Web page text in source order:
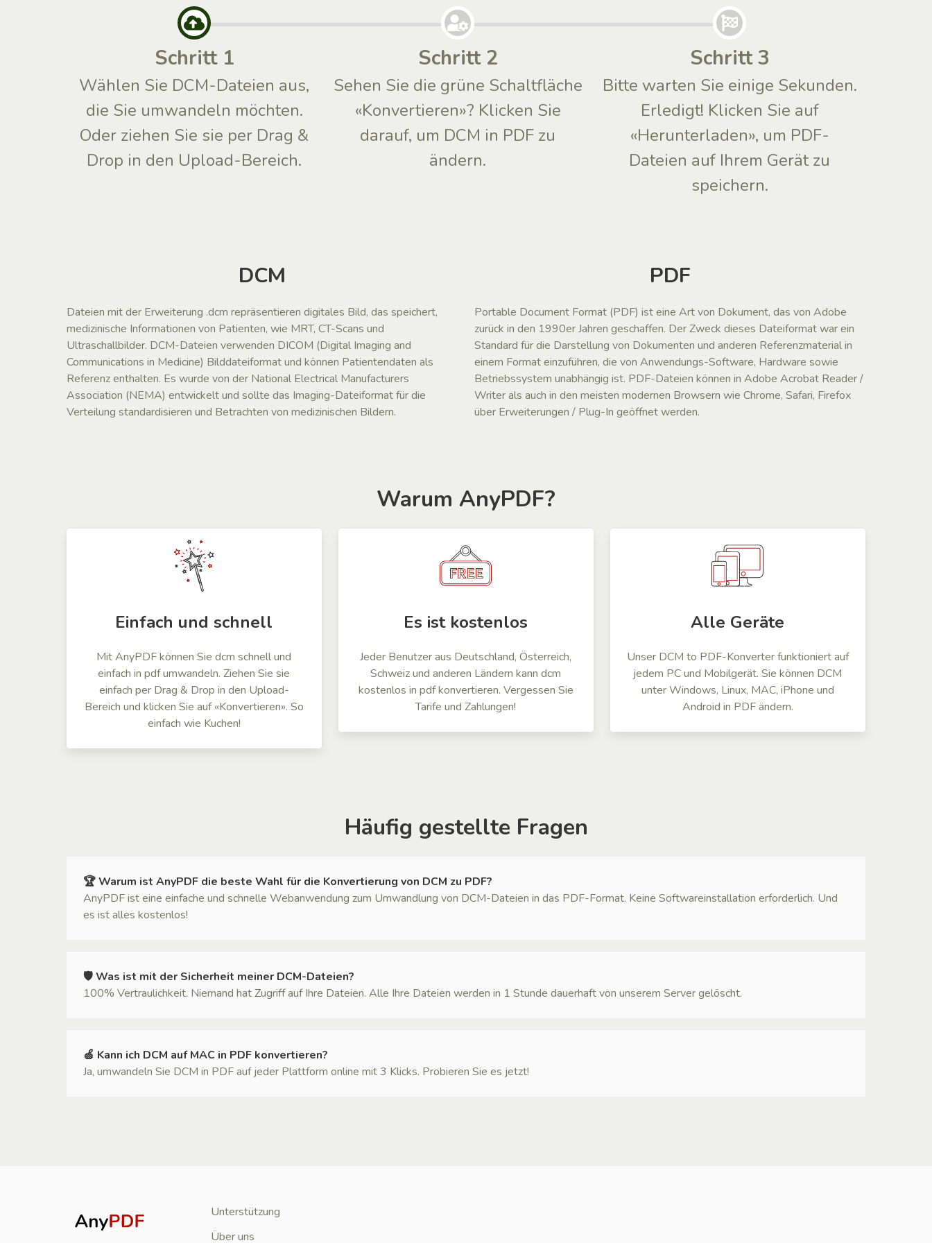
Schritt 1
Wählen Sie DCM-Dateien aus,
die Sie umwandeln möchten.
Oder ziehen Sie sie per Drag &
Drop in den Upload-Bereich.
Schritt 2
Sehen Sie die grüne Schaltfläche
«Konvertieren»? Klicken Sie
darauf, um DCM in PDF zu
ändern.
Schritt 3
Bitte warten Sie einige Sekunden.
Erledigt! Klicken Sie auf
«Herunterladen», um PDF-
Dateien auf Ihrem Gerät zu
speichern.
DCM
Dateien mit der Erweiterung .dcm repräsentieren digitales Bild, das speichert,
medizinische Informationen von Patienten, wie MRT, CT-Scans und
Ultraschallbilder. DCM-Dateien verwenden DICOM (Digital Imaging and
Communications in Medicine) Bilddateiformat und können Patientendaten als
Referenz enthalten. Es wurde von der National Electrical Manufacturers
Association (NEMA) entwickelt und sollte das Imaging-Dateiformat für die
Verteilung standardisieren und Betrachten von medizinischen Bildern.
PDF
Portable Document Format (PDF) ist eine Art von Dokument, das von Adobe
zurück in den 1990er Jahren geschaffen. Der Zweck dieses Dateiformat war ein
Standard für die Darstellung von Dokumenten und anderen Referenzmaterial in
einem Format einzuführen, die von Anwendungs-Software, Hardware sowie
Betriebssystem unabhängig ist. PDF-Dateien können in Adobe Acrobat Reader /
Writer als auch in den meisten modernen Browsern wie Chrome, Safari, Firefox
über Erweiterungen / Plug-In geöffnet werden.
Warum AnyPDF?
Einfach und schnell
Mit AnyPDF können Sie dcm schnell und
einfach in pdf umwandeln. Ziehen Sie sie
einfach per Drag & Drop in den Upload-
Bereich und klicken Sie auf «Konvertieren». So
einfach wie Kuchen!
Es ist kostenlos
Jeder Benutzer aus Deutschland, Österreich,
Schweiz und anderen Ländern kann dcm
kostenlos in pdf konvertieren. Vergessen Sie
Tarife und Zahlungen!
Alle Geräte
Unser DCM to PDF-Konverter funktioniert auf
jedem PC und Mobilgerät. Sie können DCM
unter Windows, Linux, MAC, iPhone und
Android in PDF ändern.
Häufig gestellte Fragen
🏆 Warum ist AnyPDF die beste Wahl für die Konvertierung von DCM zu PDF?
AnyPDF ist eine einfache und schnelle Webanwendung zum Umwandlung von DCM-Dateien in das PDF-Format. Keine Softwareinstallation erforderlich. Und
es ist alles kostenlos!
🛡 Was ist mit der Sicherheit meiner DCM-Dateien?
100% Vertraulichkeit. Niemand hat Zugriff auf Ihre Dateien. Alle Ihre Dateien werden in 1 Stunde dauerhaft von unserem Server gelöscht.
🍏 Kann ich DCM auf MAC in PDF konvertieren?
Ja, umwandeln Sie DCM in PDF auf jeder Plattform online mit 3 Klicks. Probieren Sie es jetzt!
Unterstützung
Über uns